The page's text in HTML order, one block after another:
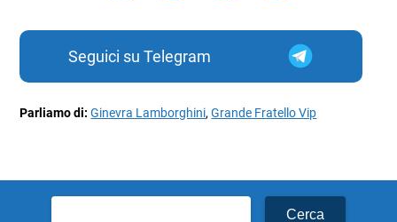
Seguici su Telegram
Parliamo di:Ginevra Lamborghini,Grande Fratello Vip